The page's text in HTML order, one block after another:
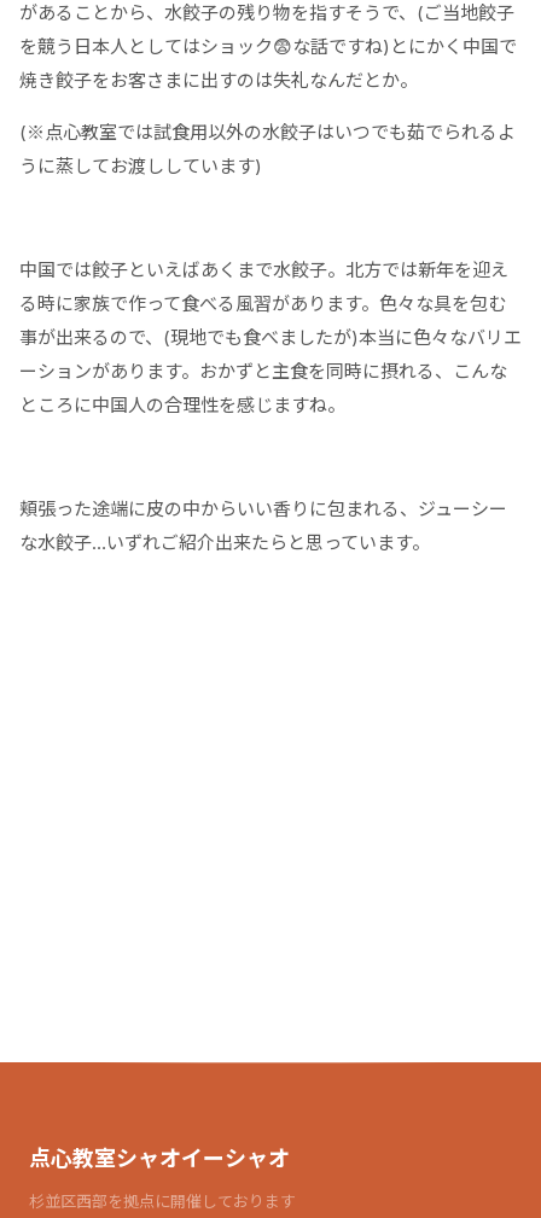
があることから、水餃子の残り物を指すそうで、(ご当地餃子
を競う日本人としてはショック😨な話ですね)とにかく中国で
焼き餃子をお客さまに出すのは失礼なんだとか。
(※点心教室では試食用以外の水餃子はいつでも茹でられるよ
うに蒸してお渡ししています)
中国では餃子といえばあくまで水餃子。北方では新年を迎え
る時に家族で作って食べる風習があります。色々な具を包む
事が出来るので、(現地でも食べましたが)本当に色々なバリエ
ーションがあります。おかずと主食を同時に摂れる、こんな
ところに中国人の合理性を感じますね。
頬張った途端に皮の中からいい香りに包まれる、ジューシー
な水餃子…いずれご紹介出来たらと思っています。
点心教室シャオイーシャオ
杉並区西部を拠点に開催しております